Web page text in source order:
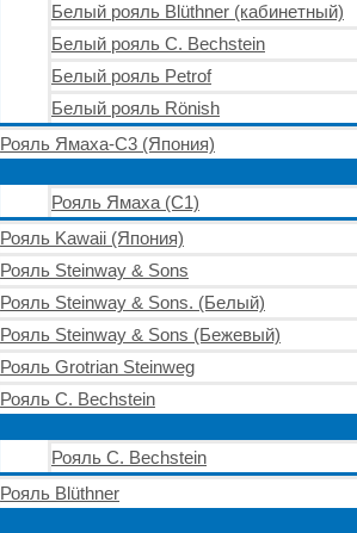
Белый рояль Blüthner (кабинетный)
Белый рояль C. Bechstein
Белый рояль Petrof
Белый рояль Rönish
Рояль Ямаха-С3 (Япония)
Рояль Ямаха (С1)
Рояль Kawaii (Япония)
Рояль Steinway & Sons
Рояль Steinway & Sons. (Белый)
Рояль Steinway & Sons (Бежевый)
Рояль Grotrian Steinweg
Рояль C. Bechstein
Рояль C. Bechstein
Рояль Blüthner